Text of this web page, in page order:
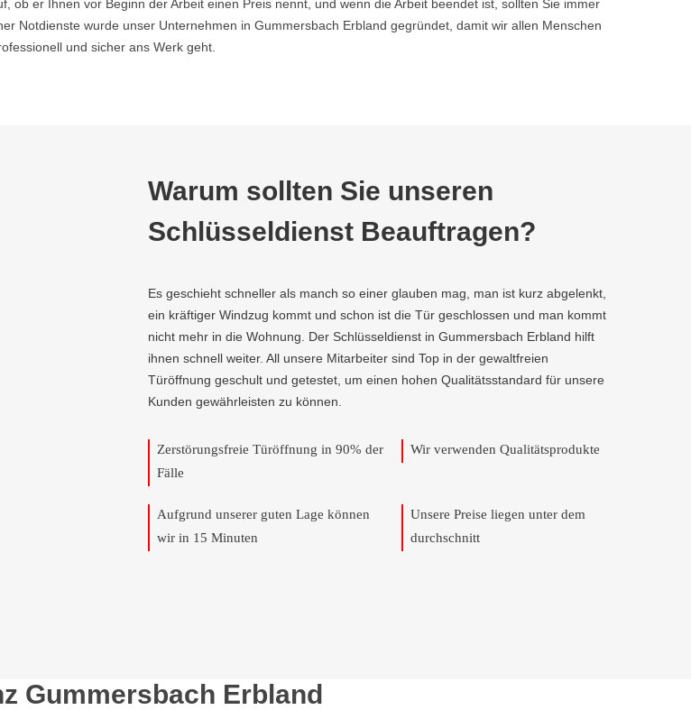
ob er Ihnen vor Beginn der Arbeit einen Preis nennt, und wenn die Arbeit beendet ist, sollten Sie immer
Notdienste wurde unser Unternehmen in Gummersbach Erbland gegründet, damit wir allen Menschen
und sicher ans Werk geht.
Warum sollten Sie unseren
Schlüsseldienst Beauftragen?
Es geschieht schneller als manch so einer glauben mag, man ist kurz abgelenkt,
ein kräftiger Windzug kommt und schon ist die Tür geschlossen und man kommt
nicht mehr in die Wohnung. Der Schlüsseldienst in Gummersbach Erbland hilft
ihnen schnell weiter. All unsere Mitarbeiter sind Top in der gewaltfreien
Türöffnung geschult und getestet, um einen hohen Qualitätsstandard für unsere
Kunden gewährleisten zu können.
Zerstörungsfreie Türöffnung in 90% der
Fälle
Wir verwenden Qualitätsprodukte
Aufgrund unserer guten Lage können
wir in 15 Minuten
Unsere Preise liegen unter dem
durchschnitt
Gummersbach Erbland